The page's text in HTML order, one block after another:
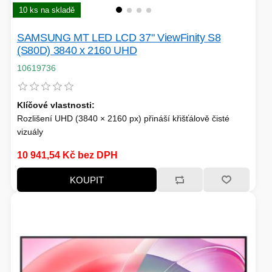
MINI-PC
PROCESORY - AMD
MS COPILOT
TISKOVÁ MÉDIA
KOMERČNÍ PANELY
PRODLUŽOVACÍ PŘÍVOD
IP KAMERY
LEDNIČKY
10 ks na skladě
SAMSUNG MT LED LCD 37" ViewFinity S8
(S80D) 3840 x 2160 UHD
10619736
Klíčové vlastnosti:
Rozlišení UHD (3840 × 2160 px) přináší křišťálově čisté
vizuály
Ergonomický design navržený pro maximální pohodlí
Inteligentní ochrana zraku s certifikací TUV
10 941,54 Kč bez DPH
KOUPIT